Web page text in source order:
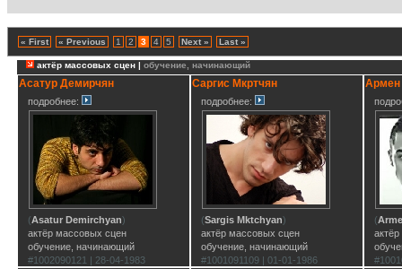
« First « Previous 1 2 3 4 5 Next » Last »
актёр массовых сцен | обучение, начинающий
Асатур Демирчян
подробнее:
(Asatur Demirchyan)
актёр массовых сцен
обучение, начинающий
#1002090121 | 28-04-1983
Саргис Мкртчян
подробнее:
(Sargis Mktchyan)
актёр массовых сцен
обучение, начинающий
#1001091109 | 01-01-1986
(